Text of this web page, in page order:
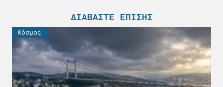
ΔΙΑΒΆΣΤΕ ΕΠΊΣΗΣ
Κόσμος